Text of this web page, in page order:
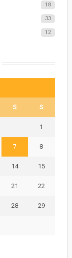
18
33
12
S S
1
7 8
14 15
21 22
28 29